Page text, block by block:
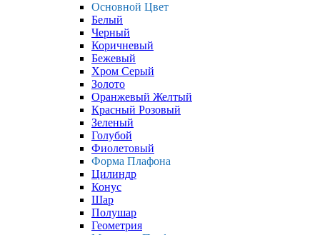
Основной Цвет
Белый
Черный
Коричневый
Бежевый
Хром Серый
Золото
Оранжевый Желтый
Красный Розовый
Зеленый
Голубой
Фиолетовый
Форма Плафона
Цилиндр
Конус
Шар
Полушар
Геометрия